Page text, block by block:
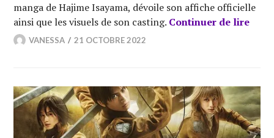
manga de Hajime Isayama, dévoile son affiche officielle
ainsi que les visuels de son casting. Continuer de lire
VANESSA 21 OCTOBRE 2022